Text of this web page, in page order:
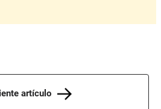
artículo